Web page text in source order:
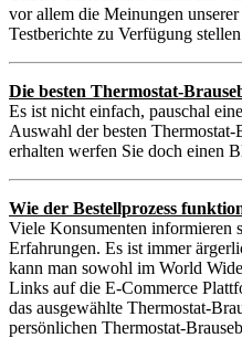
vor allem die Meinungen
Testberichte zu Verfügung
Die besten Thermostat-
Es ist nicht einfach, pauschal
Auswahl der besten
erhalten werfen Sie doch einen
Wie der Bestellprozess
Viele Konsumenten informieren
Erfahrungen. Es ist immer
kann man sowohl im World
Links auf die E-Commerce
das ausgewählte Thermostat-
persönlichen Thermostat-